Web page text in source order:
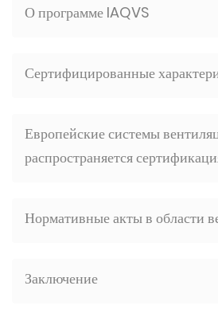
О программе IAQVS
Сертифицированные
Европейские системы
распространяется
Нормативные акты в области
Заключение